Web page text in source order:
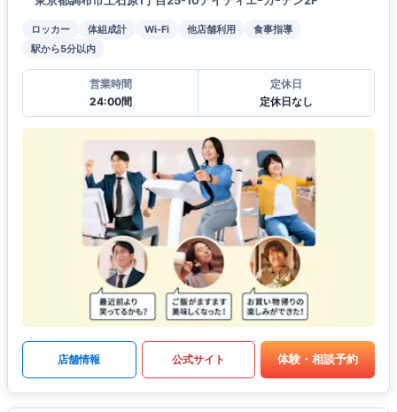
ロッカー 体組成計 Wi-Fi 他店舗利用
食事指導
駅から5分以内
営業時間
24:00間
定休日
定休日なし
店舗情報 公式サイト 体験・相談予約